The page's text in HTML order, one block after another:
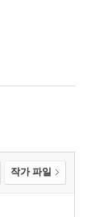
작가 파일